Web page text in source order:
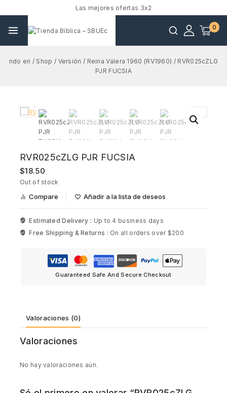
Las mejores ofertas 3x2
0
ndo en / Shop / Versión / Reina Valera 1960 (RV1960) / RVR025cZLG
PJR FUCSIA
RVR025cZLG PJR FUCSIA
$18.50
Out of stock
Compare Añadir a la lista de deseos
Estimated Delivery : Up to 4 business days
Free Shipping & Returns : On all orders over $200
Guaranteed Safe And Secure Checkout
Valoraciones (0)
Valoraciones
No hay valoraciones aún.